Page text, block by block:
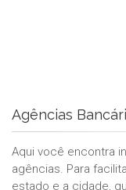
Agências
Aqui você encontra
agências. Para
estado e a cidade,